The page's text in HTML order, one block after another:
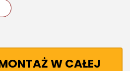
W CAŁEJ